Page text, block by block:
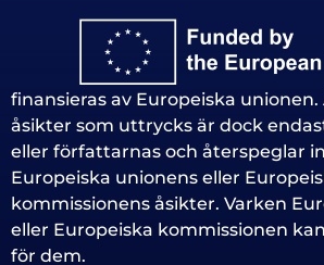
finansieras av Europeiska
åsikter som uttrycks är dock
eller författarnas och återspeglar
Europeiska unionens eller
kommissionens åsikter. Varken
eller Europeiska kommissionen
för dem.